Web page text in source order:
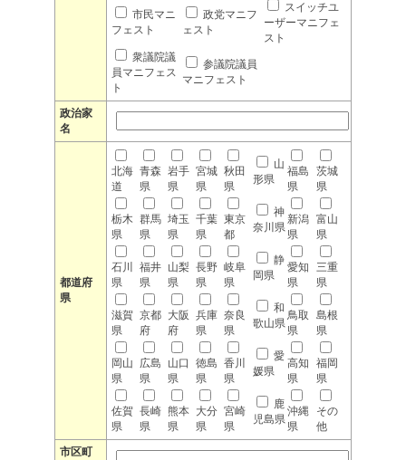
市民マニ
フェスト
政党マニフ
ェスト
スイッチユ
ーザーマニフェ
スト
衆議院議
員マニフェス
ト
参議院議員
マニフェスト
政治家
名
都道府
県
北海
道
青森
県
岩手
県
宮城
県
秋田
県
山
形県
福島
県
茨城
県
栃木
県
群馬
県
埼玉
県
千葉
県
東京
都
神
奈川県
新潟
県
富山
県
石川
県
福井
県
山梨
県
長野
県
岐阜
県
静
岡県
愛知
県
三重
県
滋賀
県
京都
府
大阪
府
兵庫
県
奈良
県
和
歌山県
鳥取
県
島根
県
岡山
県
広島
県
山口
県
徳島
県
香川
県
愛
媛県
高知
県
福岡
県
佐賀
県
長崎
県
熊本
県
大分
県
宮崎
県
鹿
児島県
沖縄
県
その
他
市区町